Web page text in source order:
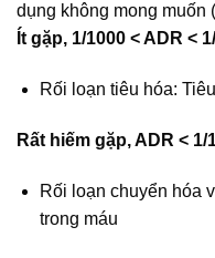
dụng không mong muốn
Ít gặp, 1/1000 < ADR <
Rối loạn tiêu hóa:
Rất hiếm gặp, ADR < 1/
Rối loạn chuyển hóa
trong máu